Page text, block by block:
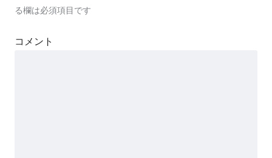
る欄は必須項目です
コメント